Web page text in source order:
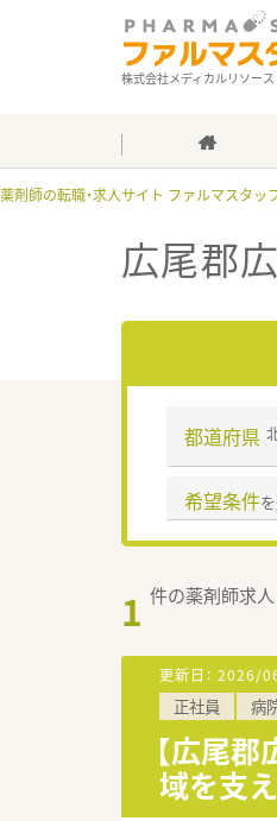
株式会社メディカルリソース
薬剤師の転職・求人サイト ファルマスタッ
広尾郡
都道府県
希望条件
1 件の薬剤師求人
更新日： 2026/
正社員 病
【広尾
域を支